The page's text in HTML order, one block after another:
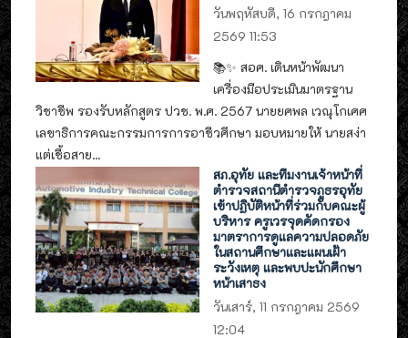
วันพฤหัสบดี, 16 กรกฎาคม
2569 11:53
📚✨ สอศ. เดินหน้าพัฒนา
เครื่องมือประเมินมาตรฐาน
วิชาชีพ รองรับหลักสูตร ปวช. พ.ศ. 2567 นายยศพล เวณุโกเศศ
เลขาธิการคณะกรรมการการอาชีวศึกษา มอบหมายให้ นายสง่า
แต่เชื้อสาย...
สภ.อุทัย และทีมงานเจ้าหน้าที่
ตำรวจสถานีตำรวจภูธรอุทัย
เข้าปฏิบัติหน้าที่ร่วมกับคณะผู้
บริหาร ครูเวรจุดคัดกรอง
มาตราการดูแลความปลอดภัย
ในสถานศึกษาและแผนเฝ้า
ระวังเหตุ และพบปะนักศึกษา
หน้าเสาธง
วันเสาร์, 11 กรกฎาคม 2569
12:04